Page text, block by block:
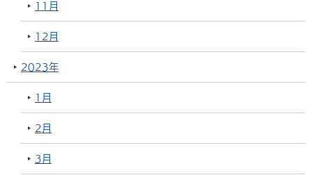
11月
12月
2023年
1月
2月
3月